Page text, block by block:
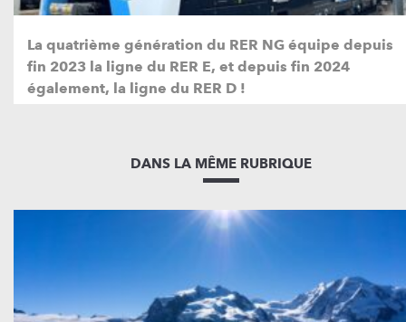
La quatrième génération du RER NG équipe depuis
fin 2023 la ligne du RER E, et depuis fin 2024
également, la ligne du RER D !
DANS LA MÊME RUBRIQUE